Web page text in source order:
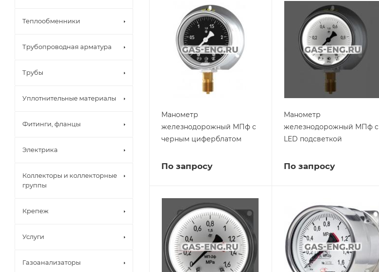
Манометр
железнодорожный МПф с
черным циферблатом
По запросу
Манометр
железнодорожный МПф с
LED подсветкой
По запросу
Теплообменники
Трубопроводная арматура
Трубы
Уплотнительные материалы
Фитинги, фланцы
Электрика
Коллекторы и коллекторные
группы
Крепеж
Услуги
Газоанализаторы